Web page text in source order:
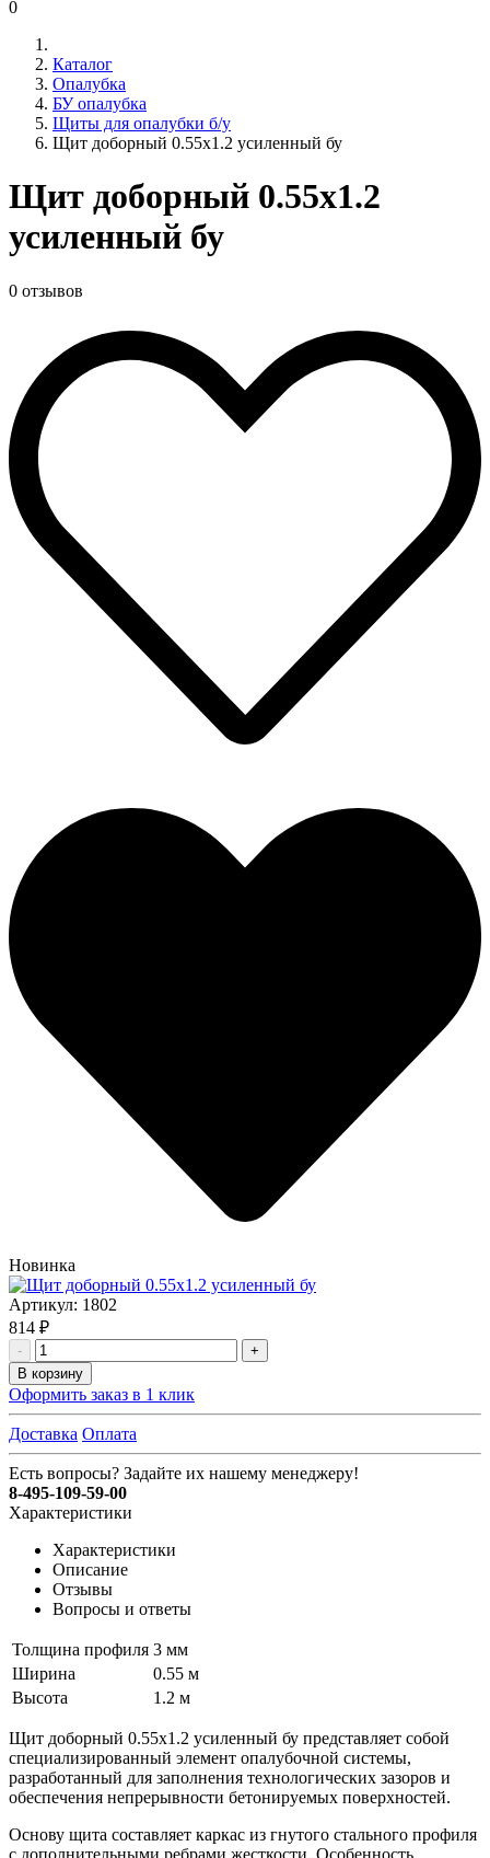
0
Каталог
Опалубка
БУ опалубка
Щиты для опалубки б/у
Щит доборный 0.55х1.2 усиленный бу
Щит доборный 0.55х1.2
усиленный бу
0 отзывов
Новинка
Артикул: 1802
814 ₽
-
+
В корзину
Оформить заказ в 1 клик
Доставка Оплата
Есть вопросы? Задайте их нашему менеджеру!
8-495-109-59-00
Характеристики
Характеристики
Описание
Отзывы
Вопросы и ответы
Толщина профиля 3 мм
Ширина
0.55 м
Высота
1.2 м
Щит доборный 0.55х1.2 усиленный бу представляет собой
специализированный элемент опалубочной системы,
разработанный для заполнения технологических зазоров и
обеспечения непрерывности бетонируемых поверхностей.
Основу щита составляет каркас из гнутого стального профиля
с дополнительными ребрами жесткости. Особенность